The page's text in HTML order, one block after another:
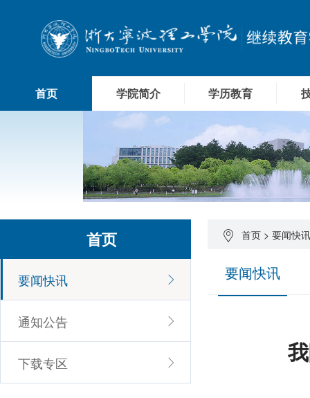
首页 学院简介 学历教育
首页 > 要闻快讯
要闻快讯
首页
要闻快讯
通知公告
下载专区